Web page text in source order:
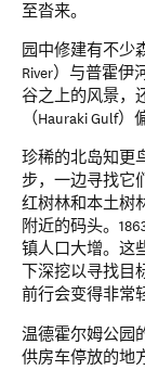
至沓来。
园中修建有不少
River）与普霍伊
谷之上的风景，
（Hauraki Gulf）
珍稀的北岛知更
步，一边寻找它
红树林和本土树
附近的码头。
镇人口大增。这
下深挖以寻找目
前行会变得非常
温德霍尔姆公园
供房车停放的地